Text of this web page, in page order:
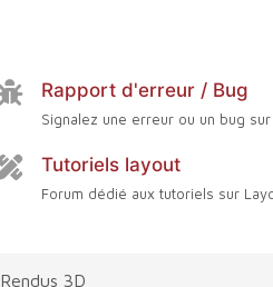
Rapport d'erreur / Bug
Signalez une erreur ou un bug
Tutoriels layout
Forum dédié aux tutoriels sur
Rendus 3D